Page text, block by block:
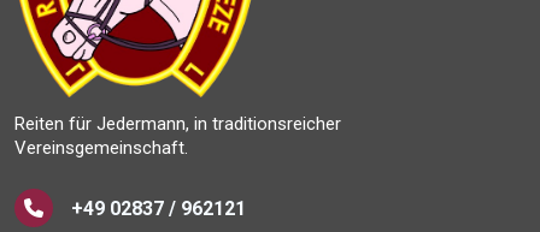
Reiten für Jedermann, in traditionsreicher
Vereinsgemeinschaft.
+49 02837 / 962121